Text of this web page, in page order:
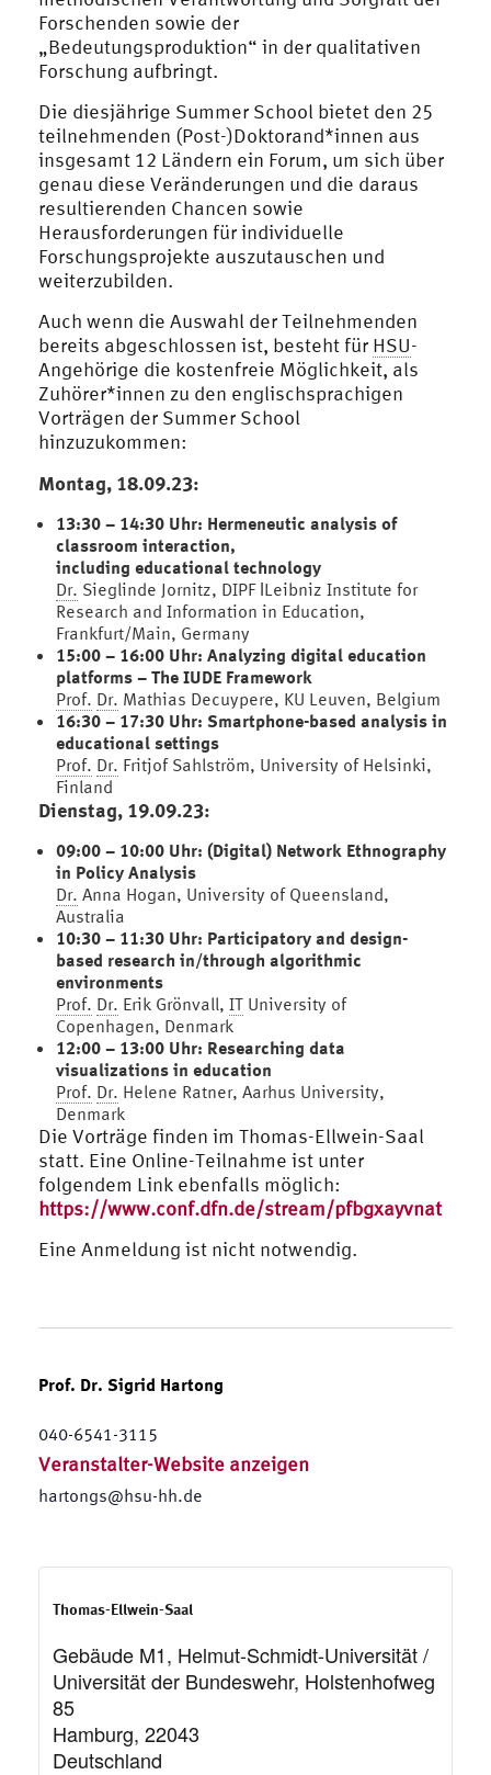
Forschenden sowie der
„Bedeutungsproduktion“ in der qualitativen
Forschung aufbringt.
Die diesjährige Summer School bietet den 25
teilnehmenden (Post-)Doktorand*innen aus
insgesamt 12 Ländern ein Forum, um sich über
genau diese Veränderungen und die daraus
resultierenden Chancen sowie
Herausforderungen für individuelle
Forschungsprojekte auszutauschen und
weiterzubilden.
Auch wenn die Auswahl der Teilnehmenden
bereits abgeschlossen ist, besteht für HSU-
Angehörige die kostenfreie Möglichkeit, als
Zuhörer*innen zu den englischsprachigen
Vorträgen der Summer School
hinzuzukommen:
Montag, 18.09.23:
13:30 – 14:30 Uhr: Hermeneutic analysis of
classroom interaction,
including educational technology
Dr. Sieglinde Jornitz, DIPF ǀLeibniz Institute for
Research and Information in Education,
Frankfurt/Main, Germany
15:00 – 16:00 Uhr: Analyzing digital education
platforms – The IUDE Framework
Prof. Dr. Mathias Decuypere, KU Leuven, Belgium
16:30 – 17:30 Uhr: Smartphone-based analysis in
educational settings
Prof. Dr. Fritjof Sahlström, University of Helsinki,
Finland
Dienstag, 19.09.23:
09:00 – 10:00 Uhr: (Digital) Network Ethnography
in Policy Analysis
Dr. Anna Hogan, University of Queensland,
Australia
10:30 – 11:30 Uhr: Participatory and design-
based research in/through algorithmic
environments
Prof. Dr. Erik Grönvall, IT University of
Copenhagen, Denmark
12:00 – 13:00 Uhr: Researching data
visualizations in education
Prof. Dr. Helene Ratner, Aarhus University,
Denmark
Die Vorträge finden im Thomas-Ellwein-Saal
statt. Eine Online-Teilnahme ist unter
folgendem Link ebenfalls möglich:
https://www.conf.dfn.de/stream/pfbgxayvnat
Eine Anmeldung ist nicht notwendig.
Prof. Dr. Sigrid Hartong
040-6541-3115
Veranstalter-Website anzeigen
hartongs@hsu-hh.de
Thomas-Ellwein-Saal
Gebäude M1, Helmut-Schmidt-Universität /
Universität der Bundeswehr, Holstenhofweg
85
Hamburg, 22043
Deutschland